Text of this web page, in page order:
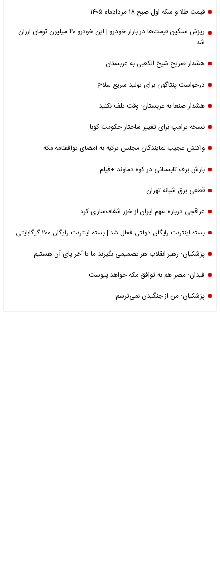
قیمت طلا و سکه اول صبح ۱۸ مردادماه ۱۴۰۵
ریزش سنگین قیمت‌ها در بازار خودرو | این خودرو ۴۰ میلیون تومان ارزان
شد
هشدار صریح شیخ الکعبی به عربستان
درخواست پنتاگون برای تولید سریع سلاح
هشدار صنعا به عربستان: وقت تلف نکنید
نسخه ترامپ برای تغییر ساختار حکومت کوبا
واکنش عجیب نمایندگان مجلس ترکیه به امضای توافقنامه مکه
بارش برف تابستانی در کوه دماوند +فیلم
قطعی برق شبانه تهران
عراقچی درباره سهم ایران از خزر شفاف‌سازی کرد
بسته اینترنت رایگان دولتی فعال شد | بسته اینترنت رایگان ۲۰۰ گیگابایتی
پزشکیان: رهبر انقلاب هر تصمیمی بگیرند ما تا آخر پای آن هستیم
فیدان: مصر هم به توافق مکه خواهد پیوست
پزشکیان: من از جنگیدن نمی‌ترسم